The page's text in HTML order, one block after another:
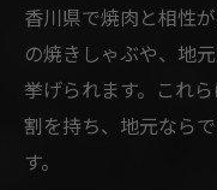
香川県で焼肉と相性
の焼きしゃぶや、地
挙げられます。これ
割を持ち、地元なら
す。